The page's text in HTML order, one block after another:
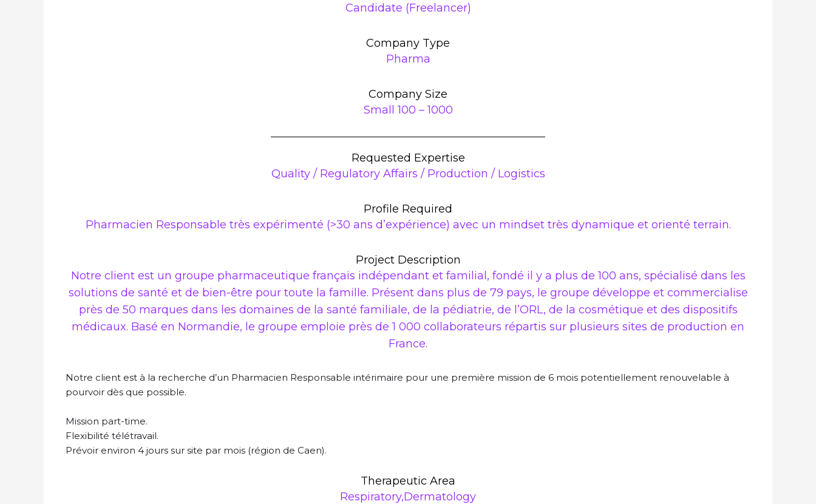
Candidate (Freelancer)
Company Type
Pharma
Company Size
Small 100 – 1000
Requested Expertise
Quality / Regulatory Affairs / Production / Logistics
Profile Required
Pharmacien Responsable très expérimenté (>30 ans d’expérience) avec un mindset très dynamique et orienté terrain.
Project Description
Notre client est un groupe pharmaceutique français indépendant et familial, fondé il y a plus de 100 ans, spécialisé dans les
solutions de santé et de bien-être pour toute la famille. Présent dans plus de 79 pays, le groupe développe et commercialise
près de 50 marques dans les domaines de la santé familiale, de la pédiatrie, de l’ORL, de la cosmétique et des dispositifs
médicaux. Basé en Normandie, le groupe emploie près de 1 000 collaborateurs répartis sur plusieurs sites de production en
France.
Notre client est à la recherche d’un Pharmacien Responsable intérimaire pour une première mission de 6 mois potentiellement renouvelable à
pourvoir dès que possible.
Mission part-time.
Flexibilité télétravail.
Prévoir environ 4 jours sur site par mois (région de Caen).
Therapeutic Area
Respiratory,Dermatology